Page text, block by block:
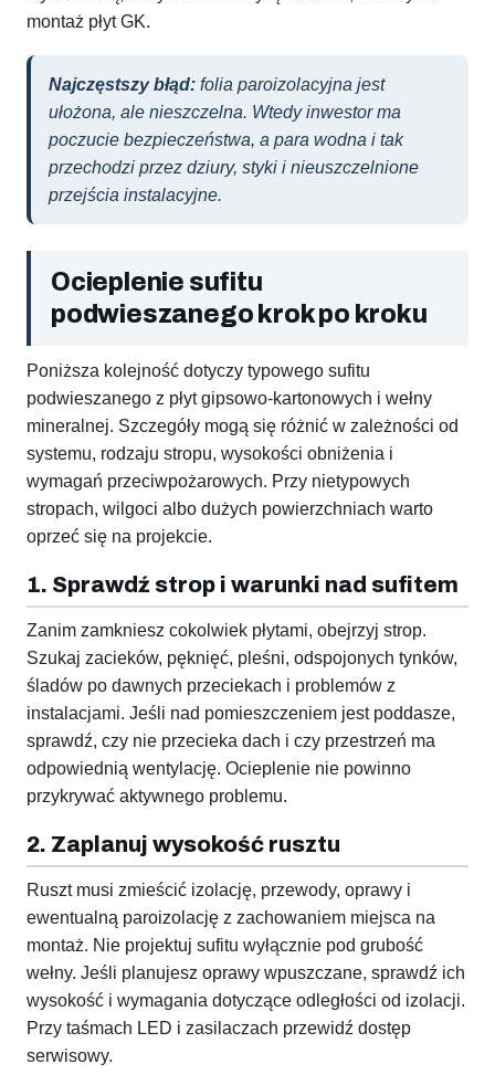
montaż płyt GK.
Najczęstszy błąd: folia paroizolacyjna jest
ułożona, ale nieszczelna. Wtedy inwestor ma
poczucie bezpieczeństwa, a para wodna i tak
przechodzi przez dziury, styki i nieuszczelnione
przejścia instalacyjne.
Ocieplenie sufitu
podwieszanego krok po kroku
Poniższa kolejność dotyczy typowego sufitu
podwieszanego z płyt gipsowo-kartonowych i wełny
mineralnej. Szczegóły mogą się różnić w zależności od
systemu, rodzaju stropu, wysokości obniżenia i
wymagań przeciwpożarowych. Przy nietypowych
stropach, wilgoci albo dużych powierzchniach warto
oprzeć się na projekcie.
1. Sprawdź strop i warunki nad sufitem
Zanim zamkniesz cokolwiek płytami, obejrzyj strop.
Szukaj zacieków, pęknięć, pleśni, odspojonych tynków,
śladów po dawnych przeciekach i problemów z
instalacjami. Jeśli nad pomieszczeniem jest poddasze,
sprawdź, czy nie przecieka dach i czy przestrzeń ma
odpowiednią wentylację. Ocieplenie nie powinno
przykrywać aktywnego problemu.
2. Zaplanuj wysokość rusztu
Ruszt musi zmieścić izolację, przewody, oprawy i
ewentualną paroizolację z zachowaniem miejsca na
montaż. Nie projektuj sufitu wyłącznie pod grubość
wełny. Jeśli planujesz oprawy wpuszczane, sprawdź ich
wysokość i wymagania dotyczące odległości od izolacji.
Przy taśmach LED i zasilaczach przewidź dostęp
serwisowy.